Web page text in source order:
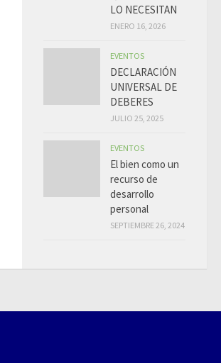
LO NECESITAN
ENERO 16, 2026
EVENTOS
DECLARACIÓN
UNIVERSAL DE
DEBERES
JULIO 25, 2025
EVENTOS
El bien como un
recurso de
desarrollo
personal
SEPTIEMBRE 26, 2024